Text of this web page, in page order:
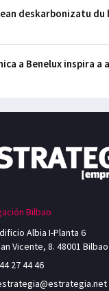
deskarbonizatu
a Benelux inspira a
Bilbao
Albia I-Planta 6
Vicente, 8. 48001 Bilbao
27 44 46